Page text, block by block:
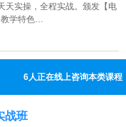
天实操，全程实战。颁发【电
学特色…
6人正在线上咨询本类课程
战班